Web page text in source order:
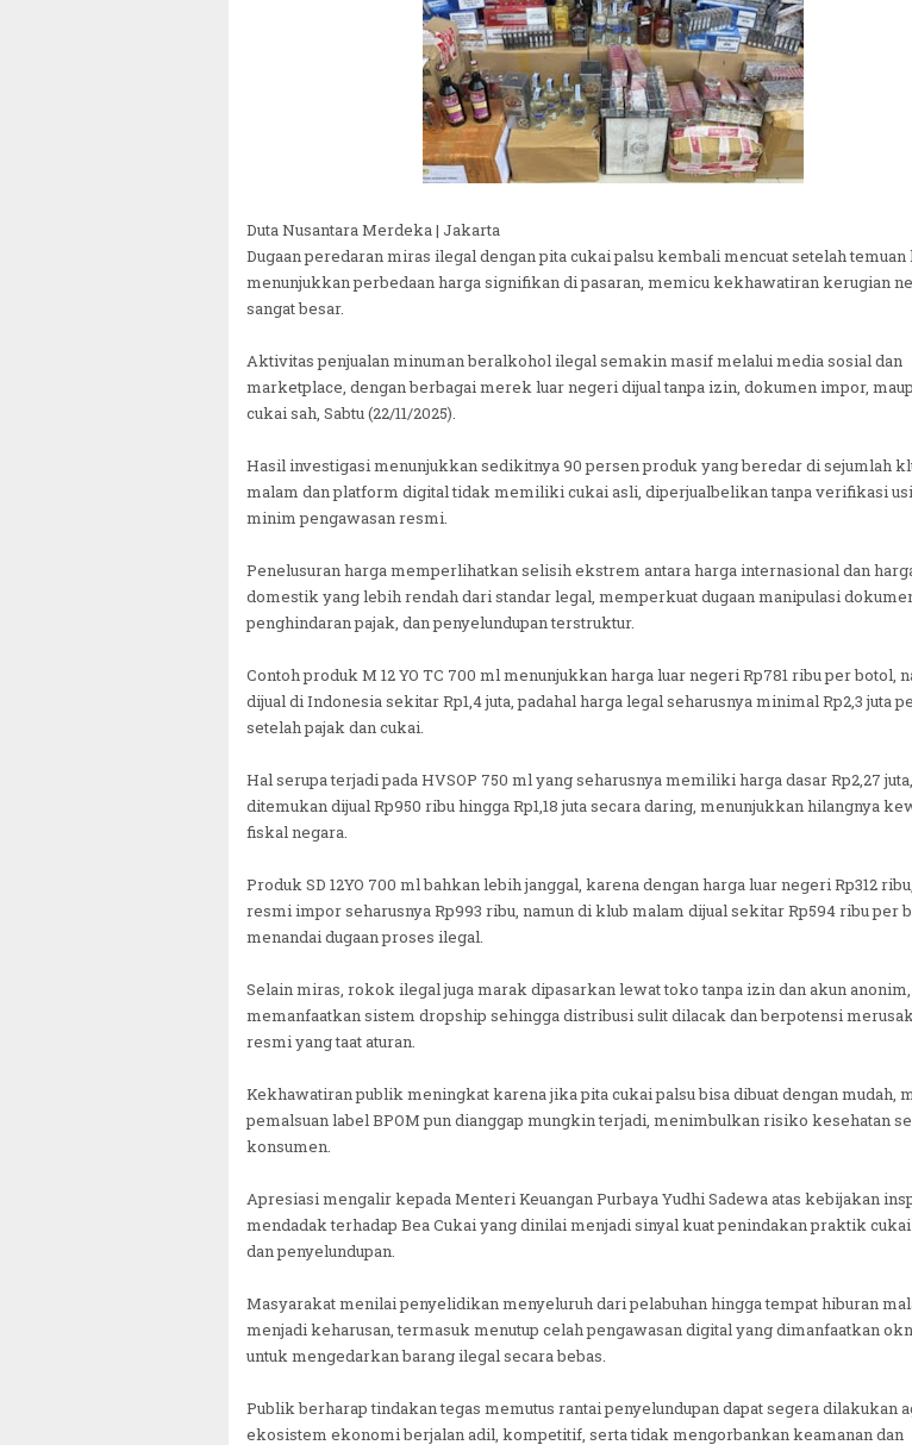
Duta Nusantara Merdeka | Jakarta
Dugaan peredaran miras ilegal dengan pita cukai palsu kembali mencuat setelah temuan
menunjukkan perbedaan harga signifikan di pasaran, memicu kekhawatiran kerugian
sangat besar.
Aktivitas penjualan minuman beralkohol ilegal semakin masif melalui media sosial dan
marketplace, dengan berbagai merek luar negeri dijual tanpa izin, dokumen impor,
cukai sah, Sabtu (22/11/2025).
Hasil investigasi menunjukkan sedikitnya 90 persen produk yang beredar di sejumlah
malam dan platform digital tidak memiliki cukai asli, diperjualbelikan tanpa verifikasi
minim pengawasan resmi.
Penelusuran harga memperlihatkan selisih ekstrem antara harga internasional dan
domestik yang lebih rendah dari standar legal, memperkuat dugaan manipulasi
penghindaran pajak, dan penyelundupan terstruktur.
Contoh produk M 12 YO TC 700 ml menunjukkan harga luar negeri Rp781 ribu per botol,
dijual di Indonesia sekitar Rp1,4 juta, padahal harga legal seharusnya minimal Rp2,3 juta
setelah pajak dan cukai.
Hal serupa terjadi pada HVSOP 750 ml yang seharusnya memiliki harga dasar Rp2,27
ditemukan dijual Rp950 ribu hingga Rp1,18 juta secara daring, menunjukkan hilangnya
fiskal negara.
Produk SD 12YO 700 ml bahkan lebih janggal, karena dengan harga luar negeri Rp312
resmi impor seharusnya Rp993 ribu, namun di klub malam dijual sekitar Rp594 ribu per
menandai dugaan proses ilegal.
Selain miras, rokok ilegal juga marak dipasarkan lewat toko tanpa izin dan akun anonim,
memanfaatkan sistem dropship sehingga distribusi sulit dilacak dan berpotensi
resmi yang taat aturan.
Kekhawatiran publik meningkat karena jika pita cukai palsu bisa dibuat dengan mudah,
pemalsuan label BPOM pun dianggap mungkin terjadi, menimbulkan risiko kesehatan
konsumen.
Apresiasi mengalir kepada Menteri Keuangan Purbaya Yudhi Sadewa atas kebijakan
mendadak terhadap Bea Cukai yang dinilai menjadi sinyal kuat penindakan praktik
dan penyelundupan.
Masyarakat menilai penyelidikan menyeluruh dari pelabuhan hingga tempat hiburan
menjadi keharusan, termasuk menutup celah pengawasan digital yang dimanfaatkan
untuk mengedarkan barang ilegal secara bebas.
Publik berharap tindakan tegas memutus rantai penyelundupan dapat segera dilakukan
ekosistem ekonomi berjalan adil, kompetitif, serta tidak mengorbankan keamanan dan